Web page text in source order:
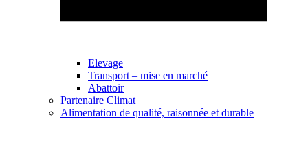
Elevage
Transport – mise en marché
Abattoir
Partenaire Climat
Alimentation de qualité, raisonnée et durable